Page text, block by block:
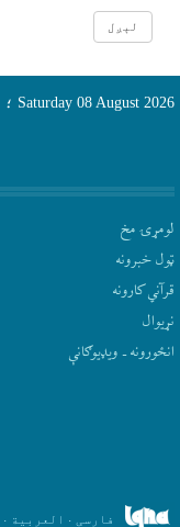
Saturday 08 August 2026 ؛
لومړۍ مخ
ټول خبرونه
قرآني کارونه
نړيوال
انځورونه ـ ویډیوګانې
فارسی . العربیة .